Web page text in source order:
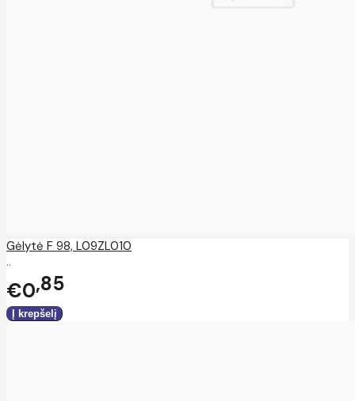
Gėlytė F 98, L09ZL010
..
€0 85